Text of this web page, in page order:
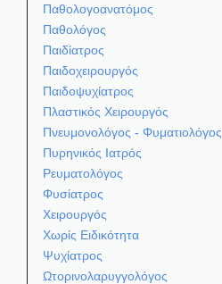
Παθολογοανατόμος
Παθολόγος
Παιδίατρος
Παιδοχειρουργός
Παιδοψυχίατρος
Πλαστικός Χειρουργός
Πνευμονολόγος - Φυματιολόγος
Πυρηνικός Ιατρός
Ρευματολόγος
Φυσίατρος
Χειρουργός
Χωρίς Ειδικότητα
Ψυχίατρος
Ωτορινολαρυγγολόγος